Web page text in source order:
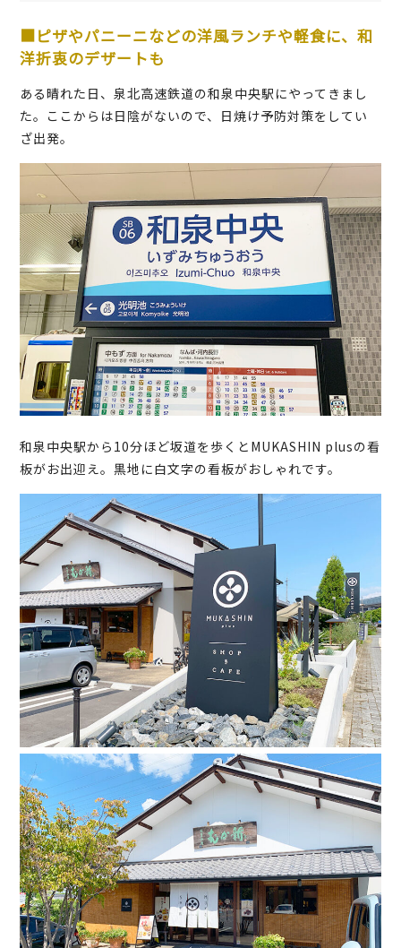
■ピザやパニーニなどの洋風ランチや軽食に、和
洋折衷のデザートも
ある晴れた日、泉北高速鉄道の和泉中央駅にやってきまし
た。ここからは日陰がないので、日焼け予防対策をしてい
ざ出発。
和泉中央駅から10分ほど坂道を歩くとMUKASHIN plusの看
板がお出迎え。黒地に白文字の看板がおしゃれです。